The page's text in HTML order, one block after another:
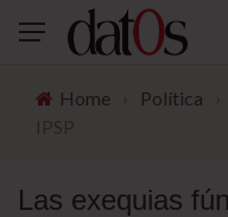
Home Política
Las exequias